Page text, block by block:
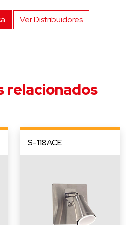
Ver Distribuidores
relacionados
S-118ACE